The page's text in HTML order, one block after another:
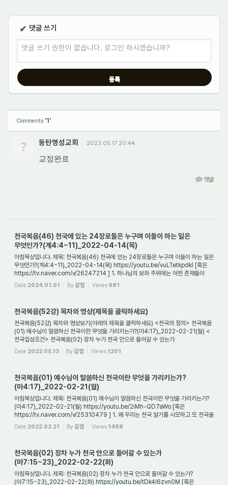
✔ 댓글 쓰기
댓글 쓰기 권한이 없습니다. 로그인 하시겠습니까?
Comments '1'
? 동탄명성교회 2023.05.17 20:44
교정완료
댓글
천국복음(46) 천국에 있는 24장로들은 누구며 이들이 하는 일은
무엇인가?(계4:4~11)_2022-04-14(목)
아침묵상입니다. 제목: 천국복음(46) 천국에 있는 24장로들은 누구며 이들이 하는 일은
무엇인가?(계4:4~11)_2022-04-14(목) https://youtu.be/vuLTetkpdkI [혹은
https://tv.naver.com/v/26247214 ] 1. 하나님의 보좌 주위에는 어떤 존재들이
있었는가? 사도 ...
Date 2024.01.01 By갈렙 Views 981
천국복음(52강) 목차와 영상(제목을 클릭하세요)
천국복음(52강) 목차와 영상보기(아래의 제목을 클릭하세요) <천국의 정의> 천국복음
(01) 예수님이 말씀하신 천국이란 무엇을 가리키는가?(마4:17)_2022-02-21(월) <
천국입성조건> 천국복음(02) 장차 누가 천국 안으로 들어갈 수 있는가
(마7:15~23)_2022-02-22...
Date 2022.05.13 By갈렙 Views 1201
천국복음(01) 예수님이 말씀하신 천국이란 무엇을 가리키는가?
(마4:17)_2022-02-21(월)
아침묵상입니다. 제목: 천국복음(01) 예수님이 말씀하신 천국이란 무엇을 가리키는가?
(마4:17)_2022-02-21(월) https://youtu.be/2iMh-QD7aWo [혹은
https://tv.naver.com/v/25310479 ] 1. 왜 우리는 천국 알기를 사모하고 또 천국을
구해야 하는가? 천국은 믿...
Date 2022.02.21 By갈렙 Views 1488
천국복음(02) 장차 누가 천국 안으로 들어갈 수 있는가
(마7:15~23)_2022-02-22(화)
아침묵상입니다. 제목: 천국복음(02) 장차 누가 천국 안으로 들어갈 수 있는가?
(마7:15~23)_2022-02-22(화) https://youtu.be/tDk4l6zvn0M [혹은